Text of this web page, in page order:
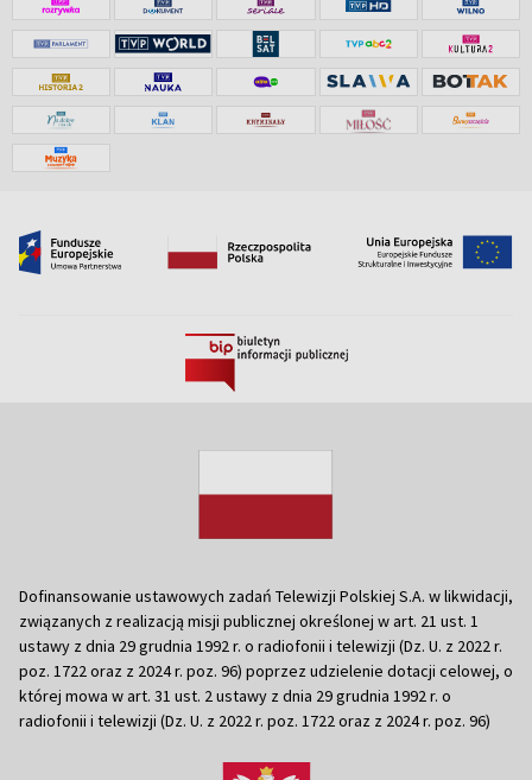
Dofinansowanie ustawowych zadań Telewizji Polskiej S.A. w likwidacji,
związanych z realizacją misji publicznej określonej w art. 21 ust. 1
ustawy z dnia 29 grudnia 1992 r. o radiofonii i telewizji (Dz. U. z 2022 r.
poz. 1722 oraz z 2024 r. poz. 96) poprzez udzielenie dotacji celowej, o
której mowa w art. 31 ust. 2 ustawy z dnia 29 grudnia 1992 r. o
radiofonii i telewizji (Dz. U. z 2022 r. poz. 1722 oraz z 2024 r. poz. 96)